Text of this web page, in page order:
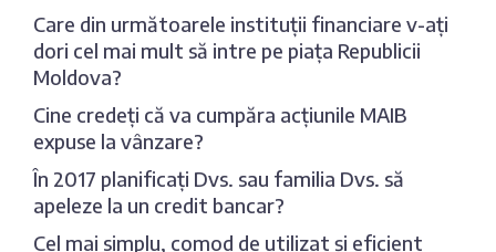
Care din următoarele instituții financiare v-ați
dori cel mai mult să intre pe piața Republicii
Moldova?
Cine credeți că va cumpăra acțiunile MAIB
expuse la vânzare?
În 2017 planificați Dvs. sau familia Dvs. să
apeleze la un credit bancar?
Cel mai simplu, comod de utilizat și eficient